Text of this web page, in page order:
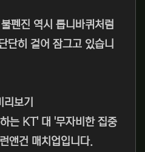
펜진 역시 톱니바퀴처럼
단히 걸어 잠그고 있습니
보기
는 KT' 대 '무자비한 집중
앤건 매치업입니다.